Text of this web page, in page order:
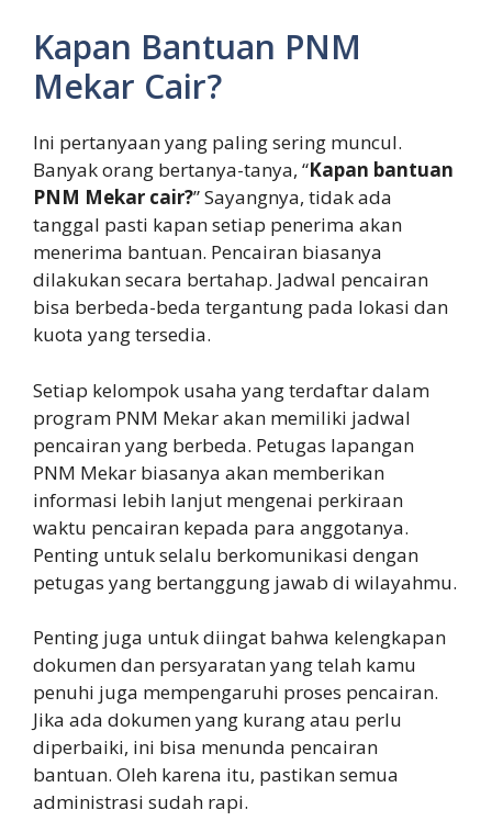
Kapan Bantuan PNM
Mekar Cair?
Ini pertanyaan yang paling sering muncul.
Banyak orang bertanya-tanya, “Kapan bantuan
PNM Mekar cair?” Sayangnya, tidak ada
tanggal pasti kapan setiap penerima akan
menerima bantuan. Pencairan biasanya
dilakukan secara bertahap. Jadwal pencairan
bisa berbeda-beda tergantung pada lokasi dan
kuota yang tersedia.
Setiap kelompok usaha yang terdaftar dalam
program PNM Mekar akan memiliki jadwal
pencairan yang berbeda. Petugas lapangan
PNM Mekar biasanya akan memberikan
informasi lebih lanjut mengenai perkiraan
waktu pencairan kepada para anggotanya.
Penting untuk selalu berkomunikasi dengan
petugas yang bertanggung jawab di wilayahmu.
Penting juga untuk diingat bahwa kelengkapan
dokumen dan persyaratan yang telah kamu
penuhi juga mempengaruhi proses pencairan.
Jika ada dokumen yang kurang atau perlu
diperbaiki, ini bisa menunda pencairan
bantuan. Oleh karena itu, pastikan semua
administrasi sudah rapi.